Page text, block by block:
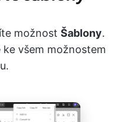
možnost Šablony.
všem možnostem